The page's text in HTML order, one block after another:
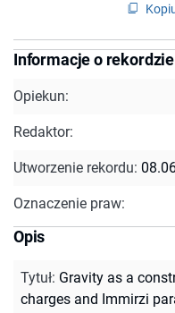
Informacje o rekordzie
Opiekun:
Redaktor:
Utworzenie rekordu:
Oznaczenie praw:
Opis
Tytuł: Gravity as a
charges and Immirzi